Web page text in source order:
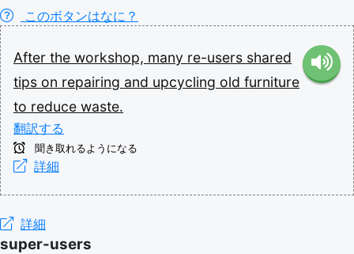
このボタンはなに？
After the workshop, many re-users shared
tips on repairing and upcycling old furniture
to reduce waste.
翻訳する
聞き取れるようになる
詳細
詳細
super-users